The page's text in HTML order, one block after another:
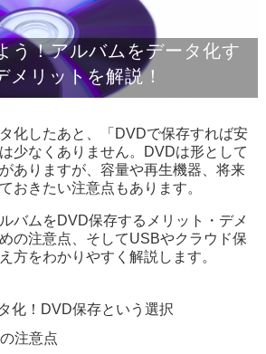
う！アルバムをデータ化す
メリットを解説！
化したあと、「DVDで保存すれば安
少なくありません。DVDは形として
ありますが、容量や再生機器、将来
おきたい注意点もあります。
バムをDVD保存するメリット・デメ
の注意点、そしてUSBやクラウド保
方をわかりやすく解説します。
化！DVD保存という選択
注意点